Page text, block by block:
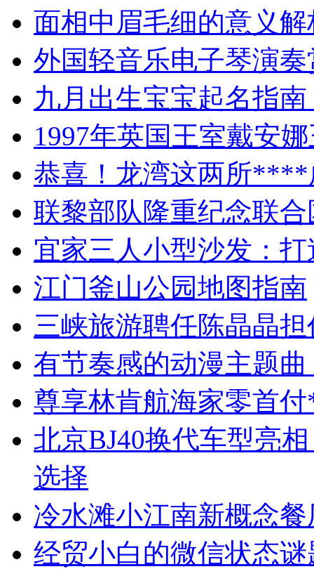
面相中眉毛细的意义解
外国轻音乐电子琴演奏
九月出生宝宝起名指
1997年英国王室戴安
恭喜！龙湾这两所
联黎部队隆重纪念联
宜家三人小型沙发：
江门釜山公园地图指南
三峡旅游聘任陈晶晶
有节奏感的动漫主题
尊享林肯航海家零首
北京BJ40换代车型亮
选择
冷水滩小江南新概念
经贸小白的微信状态